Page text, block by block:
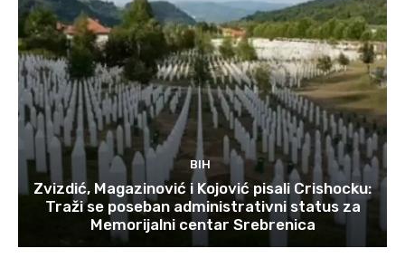
BIH
Zvizdić, Magazinović i Kojović pisali Crishocku:
Traži se poseban administrativni status za
Memorijalni centar Srebrenica